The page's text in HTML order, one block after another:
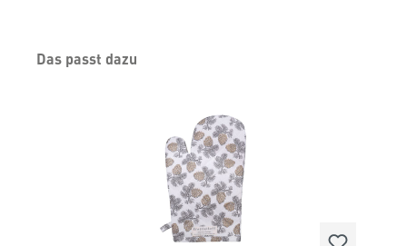
Produktgalerie überspringen
Das passt dazu